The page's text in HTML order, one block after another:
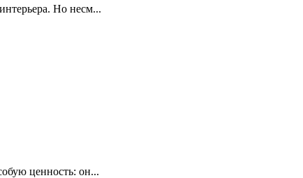
Но несм...
ценность: он...